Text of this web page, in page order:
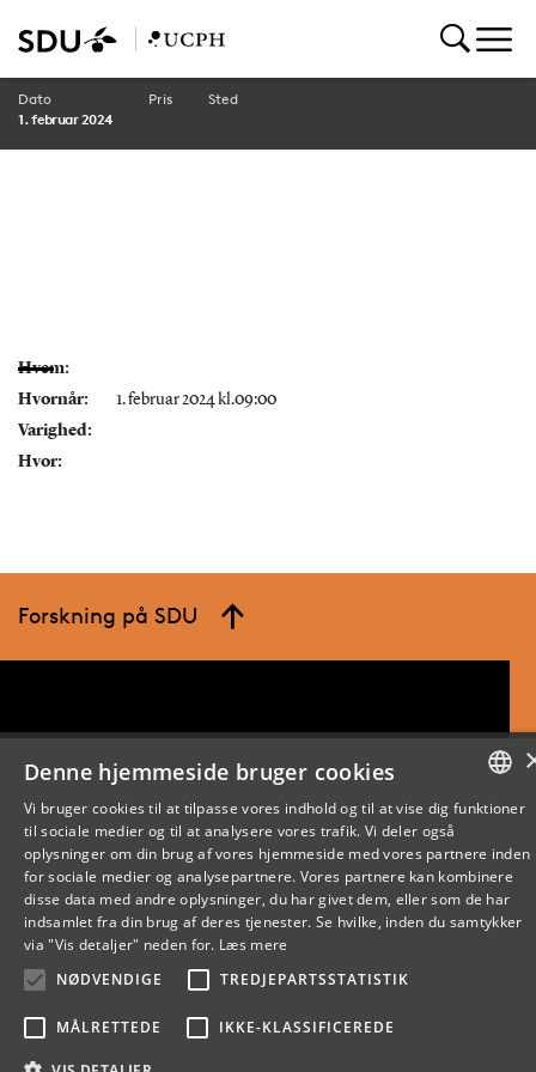
Dato
1. februar 2024
Pris Sted
Hvem:
Hvornår:
1. februar 2024 kl.09:00
Varighed:
Hvor:
Forskning på SDU
ENGLISH
Denne hjemmeside bruger cookies
Vi bruger cookies til at tilpasse vores indhold og til at vise dig funktioner
til sociale medier og til at analysere vores trafik. Vi deler også
oplysninger om din brug af vores hjemmeside med vores partnere inden
for sociale medier og analysepartnere. Vores partnere kan kombinere
disse data med andre oplysninger, du har givet dem, eller som de har
indsamlet fra din brug af deres tjenester. Se hvilke, inden du samtykker
via "Vis detaljer" neden for. Læs mere
NØDVENDIGE
TREDJEPARTSSTATISTIK
MÅLRETTEDE IKKE-KLASSIFICEREDE